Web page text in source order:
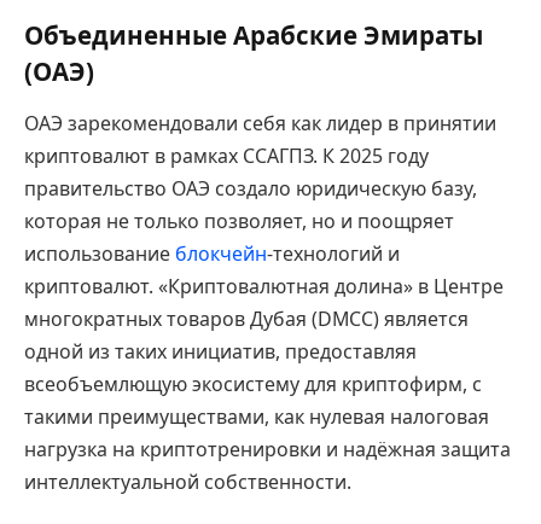
Объединенные Арабские Эмираты
(ОАЭ)
ОАЭ зарекомендовали себя как лидер в принятии
криптовалют в рамках ССАГПЗ. К 2025 году
правительство ОАЭ создало юридическую базу,
которая не только позволяет, но и поощряет
использование блокчейн-технологий и
криптовалют. «Криптовалютная долина» в Центре
многократных товаров Дубая (DMCC) является
одной из таких инициатив, предоставляя
всеобъемлющую экосистему для криптофирм, с
такими преимуществами, как нулевая налоговая
нагрузка на криптотренировки и надёжная защита
интеллектуальной собственности.